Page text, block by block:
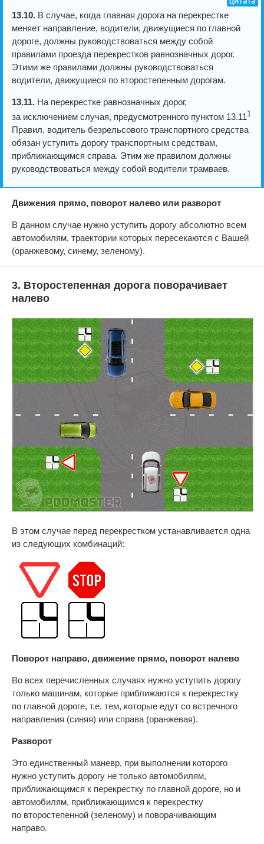
13.10. В случае, когда главная дорога на перекрестке
меняет направление, водители, движущиеся по главной
дороге, должны руководствоваться между собой
правилами проезда перекрестков равнозначных дорог.
Этими же правилами должны руководствоваться
водители, движущиеся по второстепенным дорогам.
13.11. На перекрестке равнозначных дорог,
за исключением случая, предусмотренного пунктом 13.111
Правил, водитель безрельсового транспортного средства
обязан уступить дорогу транспортным средствам,
приближающимся справа. Этим же правилом должны
руководствоваться между собой водители трамваев.
Движения прямо, поворот налево или разворот
В данном случае нужно уступить дорогу абсолютно всем
автомобилям, траектории которых пересекаются с Вашей
(оранжевому, синему, зеленому).
3. Второстепенная дорога поворачивает
налево
В этом случае перед перекрестком устанавливается одна
из следующих комбинаций:
Поворот направо, движение прямо, поворот налево
Во всех перечисленных случаях нужно уступить дорогу
только машинам, которые приближаются к перекрестку
по главной дороге, т.е. тем, которые едут со встречного
направления (синяя) или справа (оранжевая).
Разворот
Это единственный маневр, при выполнении которого
нужно уступить дорогу не только автомобилям,
приближающимся к перекрестку по главной дороге, но и
автомобилям, приближающимся к перекрестку
по второстепенной (зеленому) и поворачивающим
направо.